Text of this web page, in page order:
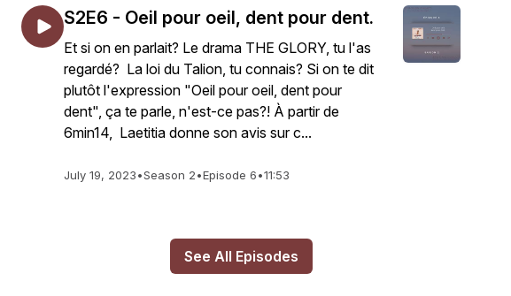
S2E6 - Oeil pour oeil, dent pour dent.
Et si on en parlait? Le drama THE GLORY, tu l'as
regardé? La loi du Talion, tu connais? Si on te dit
plutôt l'expression "Oeil pour oeil, dent pour
dent", ça te parle, n'est-ce pas?! À partir de
6min14, Laetitia donne son avis sur c...
July 19, 2023•Season 2•Episode 6•11:53
See All Episodes